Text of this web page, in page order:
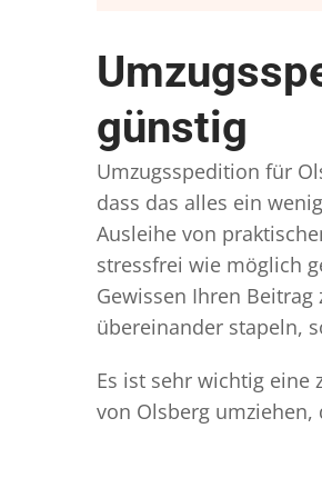
günstig
Umzugsspedition für
dass das alles ein
Ausleihe von
stressfrei wie möglich
Gewissen Ihren
übereinander stapeln,
Es ist sehr wichtig eine
von Olsberg